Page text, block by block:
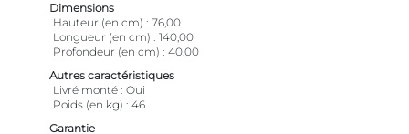
Dimensions
Hauteur (en cm)
76,00
Longueur (en cm)
140,00
Profondeur (en cm)
40,00
Autres caractéristiques
Livré monté Oui
Poids (en kg)
46
Garantie